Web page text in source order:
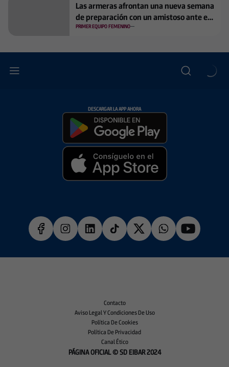
Las armeras afrontan una nueva semana
de preparación con un amistoso ante el
Toulouse FC
PRIMER EQUIPO FEMENINO
DESCARGAR LA APP AHORA
Contacto
Aviso Legal Y Condiciones De Uso
Política De Cookies
Política De Privacidad
Canal Ético
PÁGINA OFICIAL © SD EIBAR 2024